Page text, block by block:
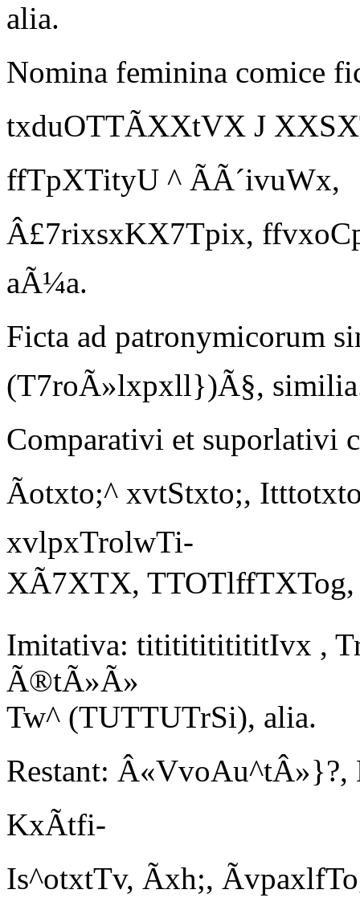
alia.
Nomina feminina comice
txduOTTÃXXtVX J
ffTpXTityU ^ ÃÃ´ivuWx,
Â£7rixsxKX7Tpix,
aÃ¼a.
Ficta ad patronymicorum
(T7roÃ»lxpxll})Ã§,
Comparativi et suporlativi
Ãotxto;^ xvtStxto;, I
xvlpxTrolwTi-
XÃ7XTX,
Imitativa: titititititititIvx ,
Ã®tÃ»Ã»
Tw^ (TUTTUTrSi), alia.
Restant: Â«VvoAu^tÂ»}?,
KxÃtfi-
Is^otxtTv, Ãxh;,